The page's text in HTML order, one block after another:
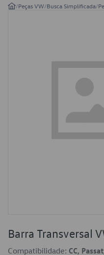
/Peças VW/Busca Simplificada/
Barra Transversal
Compatibilidade: CC,